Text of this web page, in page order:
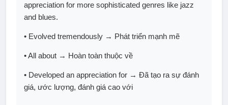
appreciation for more sophisticated genres like jazz
and blues.
• Evolved tremendously → Phát triển mạnh mẽ
• All about → Hoàn toàn thuộc về
• Developed an appreciation for → Đã tạo ra sự đánh
giá, ước lượng, đánh giá cao với